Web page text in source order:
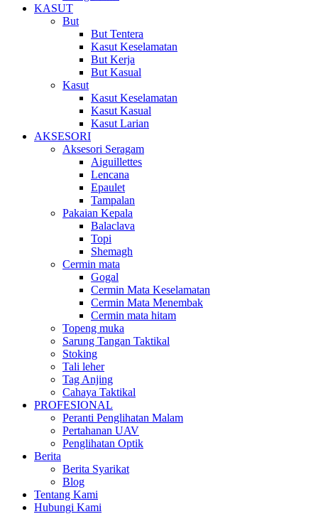
KASUT
But
But Tentera
Kasut Keselamatan
But Kerja
But Kasual
Kasut
Kasut Keselamatan
Kasut Kasual
Kasut Larian
AKSESORI
Aksesori Seragam
Aiguillettes
Lencana
Epaulet
Tampalan
Pakaian Kepala
Balaclava
Topi
Shemagh
Cermin mata
Gogal
Cermin Mata Keselamatan
Cermin Mata Menembak
Cermin mata hitam
Topeng muka
Sarung Tangan Taktikal
Stoking
Tali leher
Tag Anjing
Cahaya Taktikal
PROFESIONAL
Peranti Penglihatan Malam
Pertahanan UAV
Penglihatan Optik
Berita
Berita Syarikat
Blog
Tentang Kami
Hubungi Kami